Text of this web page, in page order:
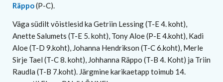
Räppo(P-C).
Väga südilt võistlesid ka Getriin Lessing (T-E 4. koht),
Anette Salumets (T-E 5. koht), Tony Aloe (P-E 4.koht), Kadi
Aloe (T-D 9.koht), Johanna Hendrikson (T-C 6.koht), Merle
Sirje Tael (T-C 8. koht), Johhanna Räppo (T-B 4. Koht) ja Triin
Raudla (T-B 7.koht). Järgmine karikaetapp toimub 14.